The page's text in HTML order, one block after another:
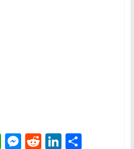
W M R Li C